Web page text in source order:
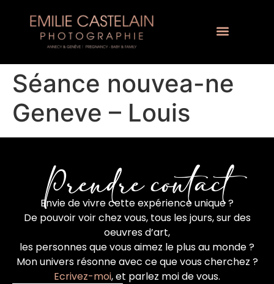
Séance nouvea-ne
Geneve – Louis
Prendre contact
Envie de vivre cette expérience unique ?
De pouvoir voir chez vous, tous les jours, sur des
oeuvres d’art,
les personnes que vous aimez le plus au monde ?
Mon univers résonne avec ce que vous cherchez ?
Ecrivez-moi, et parlez moi de vous.